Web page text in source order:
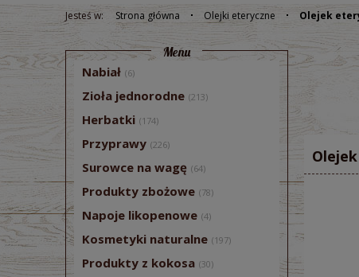
Jesteś w: Strona główna Olejki eteryczne Olejek
Menu
Nabiał (6)
Zioła jednorodne (213)
Herbatki (174)
Przyprawy (226)
Surowce na wagę (64)
Produkty zbożowe (78)
Napoje likopenowe (4)
Kosmetyki naturalne (197)
Produkty z kokosa (30)